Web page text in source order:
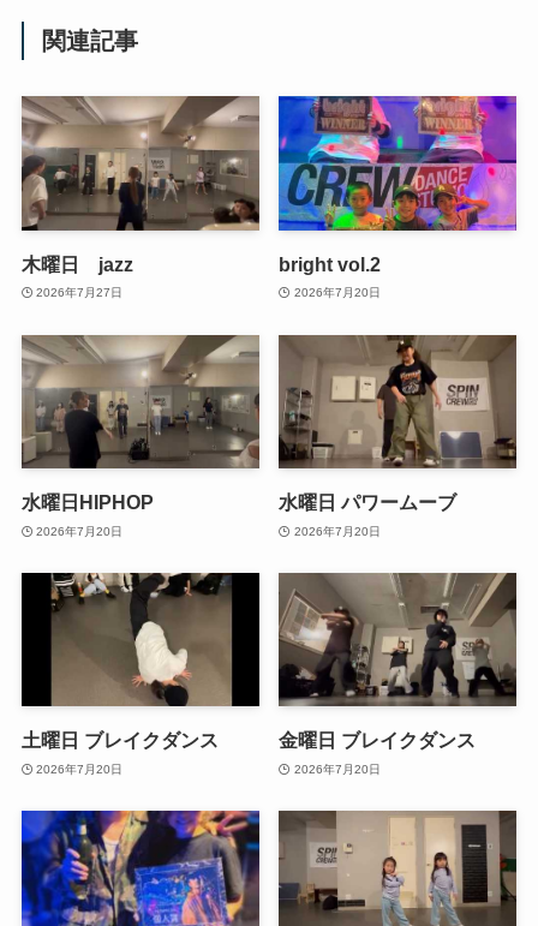
関連記事
木曜日 jazz
2026年7月27日
bright vol.2
2026年7月20日
水曜日HIPHOP
2026年7月20日
水曜日 パワームーブ
2026年7月20日
土曜日 ブレイクダンス
2026年7月20日
金曜日 ブレイクダンス
2026年7月20日